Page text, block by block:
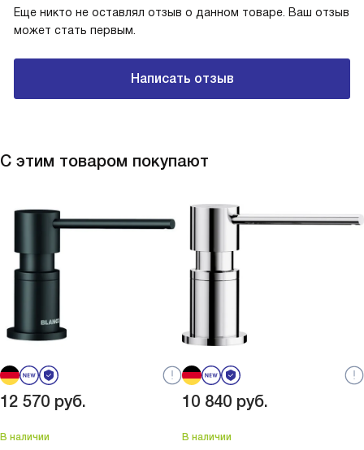
Еще никто не оставлял отзыв о данном товаре. Ваш отзыв
может стать первым.
Написать отзыв
С этим товаром покупают
12 570 руб.
В наличии
10 840 руб.
В наличии